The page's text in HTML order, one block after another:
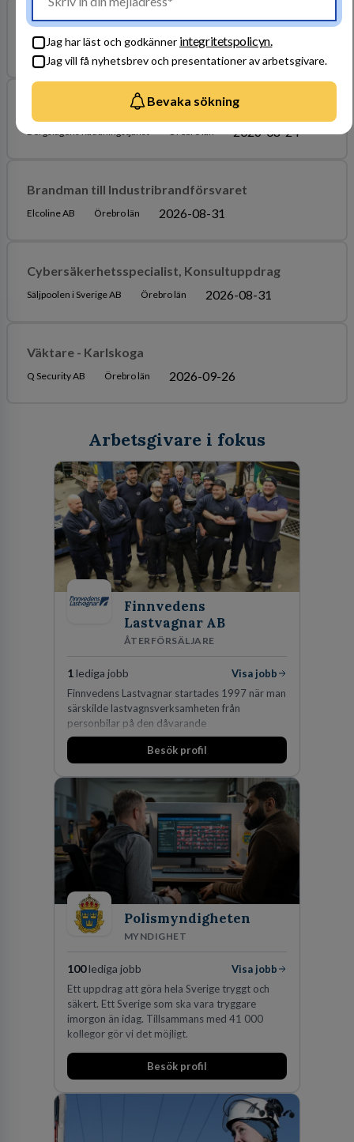
Jag har läst och godkänner integritetspolicyn.
Jag vill få nyhetsbrev och presentationer av arbetsgivare.
Bevaka sökning
Informationssäkerhetsansvarig
Karlskoga kommun Örebro län 2026-08-16
Larmcentralen söker vikarier
Bergslagens Räddningstjänst 2026-08-24
Brandman till Industribrandförsvaret
Elcoline AB Örebro län 2026-08-31
Cybersäkerhetsspecialist, Konsultuppdrag
Säljpoolen i Sverige AB Örebro län 2026-08-31
Väktare - Karlskoga
Q Security AB Örebro län 2026-09-26
Arbetsgivare i fokus
Finnvedens
Lastvagnar AB
ÅTERFÖRSÄLJARE
1lediga jobb
Visa jobb
Finnvedens Lastvagnar startades 1997 när man
särskilde lastvagnsverksamheten från
personbilar på den dåvarande
huvudanläggningen i Värnamo. Sedan dess har
man expanderat kraftigt genom ett antal
den största privata återförsäljaren av Volvo
Lastvagnar och finns representerade på 20
orter i södra Sverige.
Besök profil
Polismyndigheten
MYNDIGHET
100lediga jobb
Visa jobb
Ett uppdrag att göra hela Sverige tryggt och
säkert. Ett Sverige som ska vara tryggare
imorgon än idag. Tillsammans med 41 000
kollegor gör vi det möjligt.
Besök profil